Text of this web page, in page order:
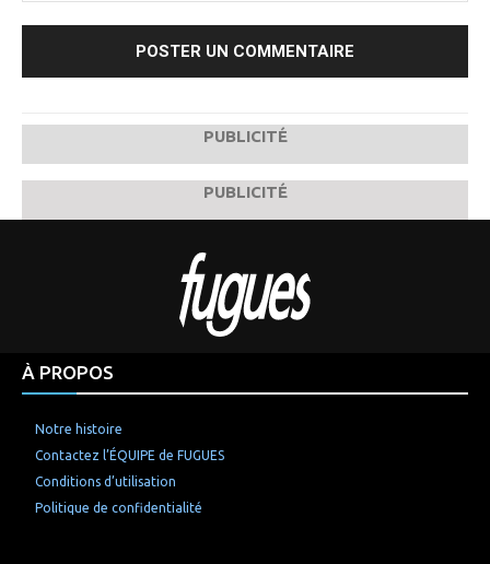
PUBLICITÉ
PUBLICITÉ
À PROPOS
Notre histoire
Contactez l’ÉQUIPE de FUGUES
Conditions d’utilisation
Politique de confidentialité